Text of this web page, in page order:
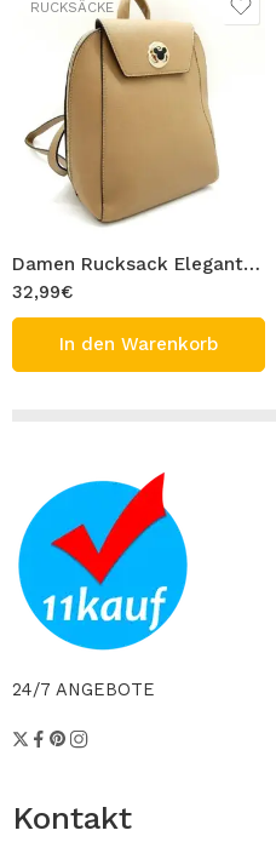
RUCKSÄCKE
Damen Rucksack Elegante Tasche Frauen Schultertasche Schick Senf Leder PU Wasserdicht Stadtrucksack Cityrucksack Gelb Design MINI
32,99€
In den Warenkorb
24/7 ANGEBOTE
Kontakt